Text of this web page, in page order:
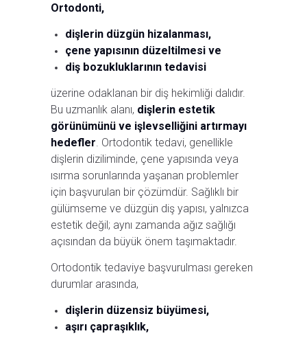
Ortodonti,
dişlerin düzgün hizalanması,
çene yapısının düzeltilmesi ve
diş bozukluklarının tedavisi
üzerine odaklanan bir diş hekimliği dalıdır.
Bu uzmanlık alanı, dişlerin estetik
görünümünü ve işlevselliğini artırmayı
hedefler . Ortodontik tedavi, genellikle
dişlerin diziliminde, çene yapısında veya
ısırma sorunlarında yaşanan problemler
için başvurulan bir çözümdür. Sağlıklı bir
gülümseme ve düzgün diş yapısı, yalnızca
estetik değil; aynı zamanda ağız sağlığı
açısından da büyük önem taşımaktadır.
Ortodontik tedaviye başvurulması gereken
durumlar arasında,
dişlerin düzensiz büyümesi,
aşırı çapraşıklık,